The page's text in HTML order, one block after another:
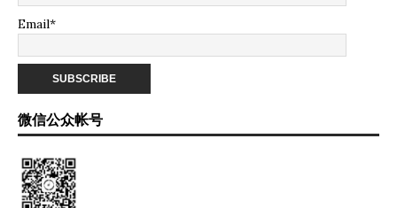
Email*
微信公众帐号